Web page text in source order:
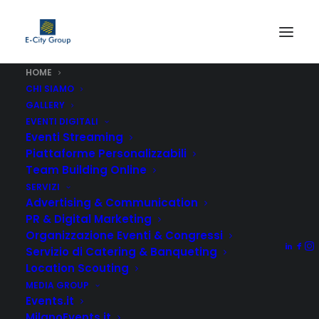
HOME
CHI SIAMO
GALLERY
EVENTI DIGITALI
Eventi Streaming
Piattaforme Personalizzabili
Team Building Online
SERVIZI
Advertising & Communication
PR & Digital Marketing
Organizzazione Eventi & Congressi
Servizio di Catering & Banqueting
Location Scouting
MEDIA GROUP
Events.it
ORGANIZZAZIONE
EVENTI AZIENDALI